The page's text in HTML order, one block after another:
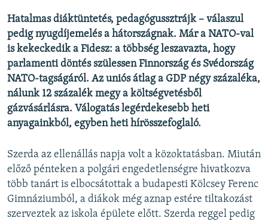
Valamennyi RFE/RL weboldal
Hatalmas diáktüntetés, pedagógussztrájk – válaszul
pedig nyugdíjemelés a hátországnak. Már a NATO-val
is kekeckedik a Fidesz: a többség leszavazta, hogy
parlamenti döntés szülessen Finnország és Svédország
NATO-tagságáról. Az uniós átlag a GDP négy százaléka,
nálunk 12 százalék megy a költségvetésből
gázvásárlásra. Válogatás legérdekesebb heti
anyagainkból, egyben heti hírösszefoglaló.
Szerda az ellenállás napja volt a közoktatásban. Miután
előző pénteken a polgári engedetlenségre hivatkozva
több tanárt is elbocsátottak a budapesti Kölcsey Ferenc
Gimnáziumból, a diákok még aznap estére tiltakozást
szerveztek az iskola épülete előtt. Szerda reggel pedig